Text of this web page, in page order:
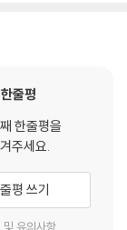
한줄평
한줄평을
주세요.
평 쓰기
및 유의사항